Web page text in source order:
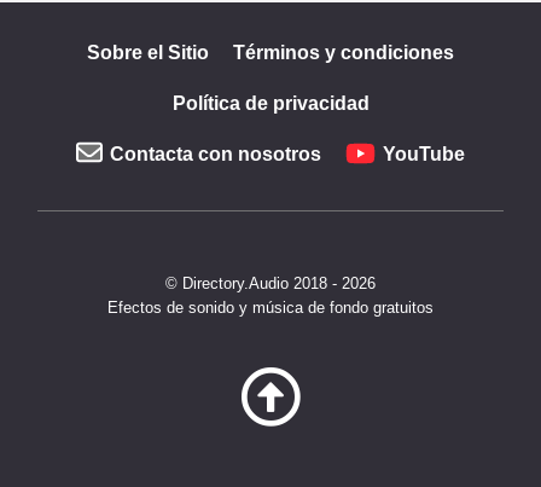
Sobre el Sitio Términos y condiciones
Política de privacidad
Contacta con nosotros YouTube
© Directory.Audio 2018 - 2026
Efectos de sonido y música de fondo gratuitos